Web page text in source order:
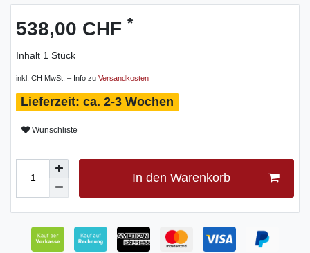
538,00 CHF *
Inhalt 1 Stück
inkl. CH MwSt. – Info zu Versandkosten
ca. 2-3 Wochen
Wunschliste
In den Warenkorb